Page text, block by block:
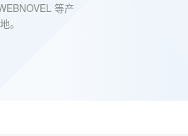
等产
。